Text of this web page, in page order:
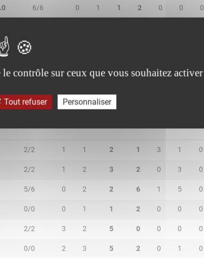
6/6 0 1 1 2 0 0 0
2/2 1 1 2 1 3 1 0
2/2 1 2 3 2 0 3 0
5/6 0 2 2 6 1 5 0
0/0 0 1 1 2 0 0 0
2/2 3 2 5 0 0 0 0
0/0 2 3 5 2 0 1 0
contrôle sur ceux que vous souhaitez activer
Tout refuser Personnaliser